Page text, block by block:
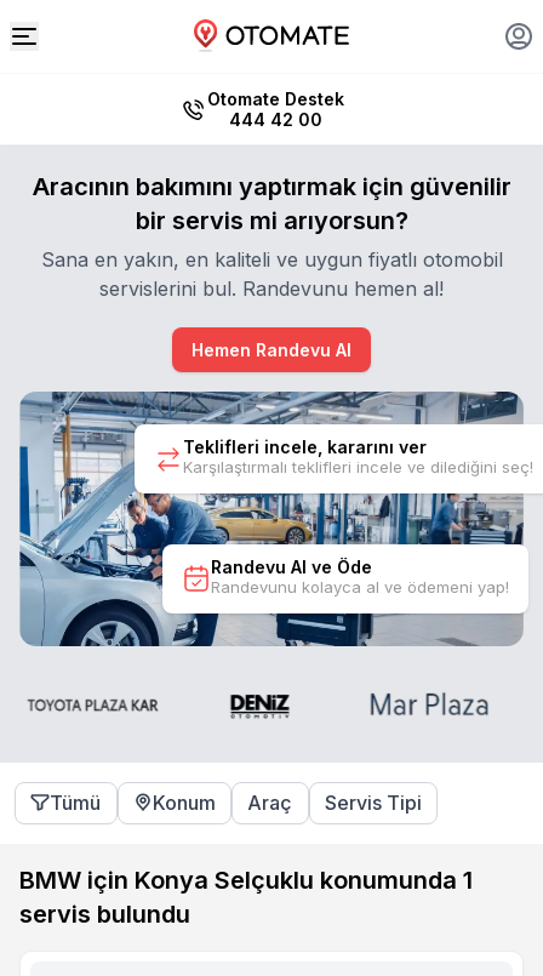
Otomate Destek
444 42 00
Aracının bakımını yaptırmak için güvenilir
bir servis mi arıyorsun?
Sana en yakın, en kaliteli ve uygun fiyatlı otomobil
servislerini bul. Randevunu hemen al!
Hemen Randevu Al
Teklifleri incele, kararını ver
Karşılaştırmalı teklifleri incele ve dilediğini seç!
Randevu Al ve Öde
Randevunu kolayca al ve ödemeni yap!
Tümü Konum Araç Servis Tipi
BMW için Konya Selçuklu konumunda 1
servis bulundu